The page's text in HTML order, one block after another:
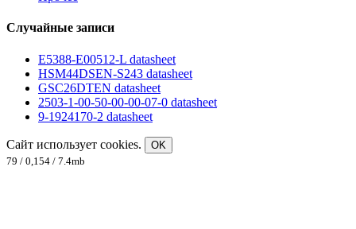
Случайные записи
E5388-E00512-L datasheet
HSM44DSEN-S243 datasheet
GSC26DTEN datasheet
2503-1-00-50-00-00-07-0 datasheet
9-1924170-2 datasheet
Сайт использует cookies.
OK
79 / 0,154 / 7.4mb